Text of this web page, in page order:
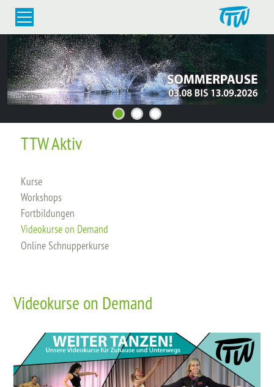
TTW Aktiv
Kurse
Workshops
Fortbildungen
Videokurse on Demand
Online Schnupperkurse
Videokurse on Demand